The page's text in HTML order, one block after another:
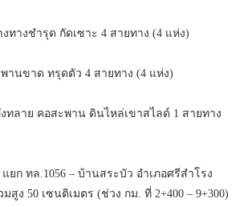
ทางชำรุด กัดเซาะ 4 สายทาง (4 แห่ง)
านขาด ทรุดตัว 4 สายทาง (4 แห่ง)
ทลาย คอสะพาน ดินไหล่เขาสไลด์ 1 สายทาง
แยก ทล.1056 – บ้านสระบัว อำเภอศรีสำโรง
สูง 50 เซนติเมตร (ช่วง กม. ที่ 2+400 – 9+300)